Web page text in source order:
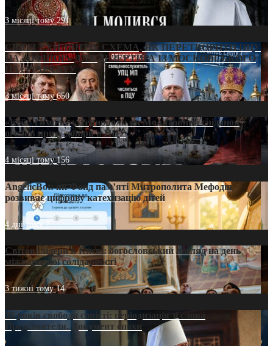
3 місяці тому291
СВЯТІ УХИЛЯНТИ: СХЕМА, ЯК ПЕРЕТВОРИТИ ПЦУ
НА «ОФШОР» ДЛЯ ДЕЗЕРТИРА ІЗ МОСКОВСЬКОГО
ПАТРІАРХАТУ
3 місяці тому650
«Кейс Тихона» у Тернополі: як Молитовний сніданок
оголив кризу довіри в ПЦУ
4 місяці тому156
AngelicBot: як Фонд пам’яті Митрополита Мефодія
розвиває цифрову катехизацію дітей
4 дні тому7
Світові лідери в Києві: богословський погляд на день
міжнародної солідарності
3 тижні тому14
35 років свободи совісті: періодизація зі слова
Предстоятеля. Документ епохи